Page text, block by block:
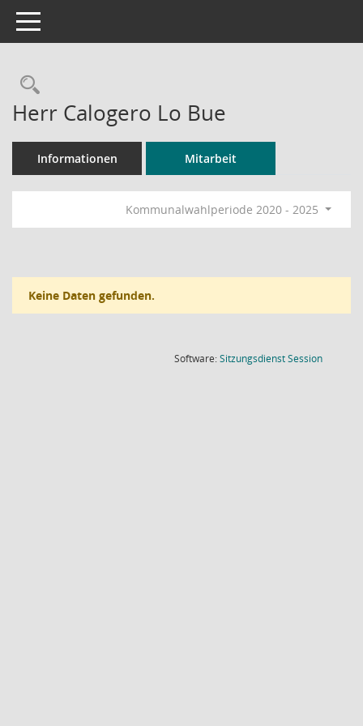
Toggle navigation
Rechercheauswahl
Herr Calogero Lo Bue
Informationen Mitarbeit
Kommunalwahlperiode 2020 - 2025
Keine Daten gefunden.
Software:SitzungsdienstSession(Wird in